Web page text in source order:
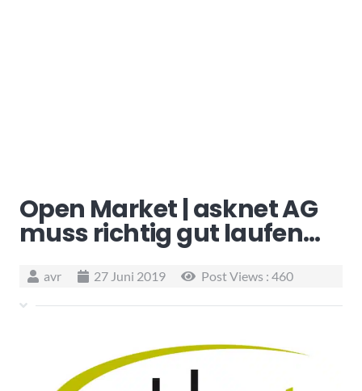
Open Market | asknet AG
muss richtig gut laufen…
avr 27 Juni 2019 Post Views : 460